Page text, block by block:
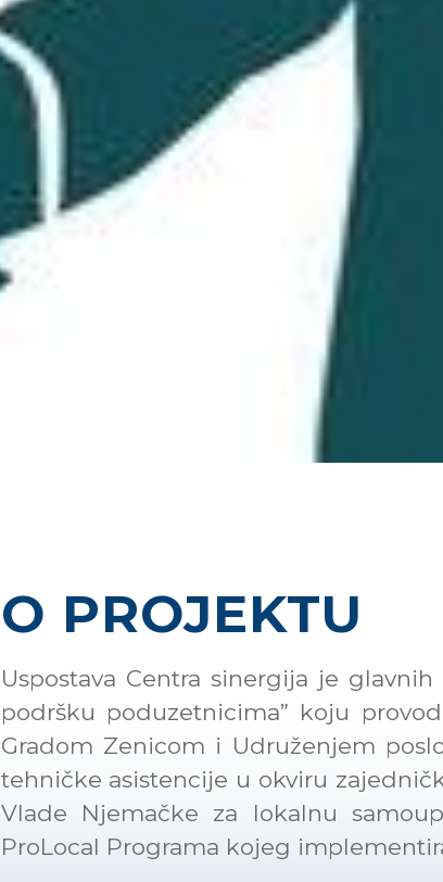
O PROJEKTU
Uspostava Centra sinergija je
podršku poduzetnicima” koju
Gradom Zenicom i Udruženjem
tehničke asistencije u okviru
Vlade Njemačke za lokalnu
ProLocal Programa kojeg